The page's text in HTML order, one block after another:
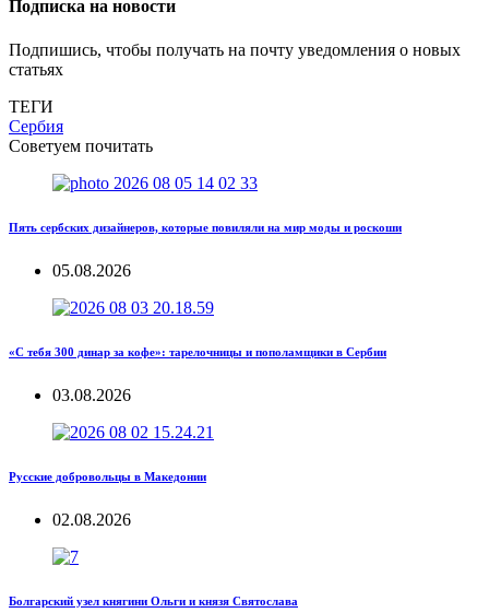
Подписка на новости
Подпишись, чтобы получать на почту уведомления о новых
статьях
ТЕГИ
Сербия
Советуем почитать
Пять сербских дизайнеров, которые повиляли на мир моды и роскоши
05.08.2026
«С тебя 300 динар за кофе»: тарелочницы и пополамщики в Сербии
03.08.2026
Русские добровольцы в Македонии
02.08.2026
Болгарский узел княгини Ольги и князя Святослава